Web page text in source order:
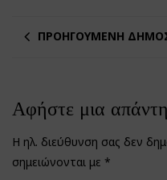
ΠΡΟΗΓΟΎΜΕΝΗ
Αφήστε μια
Η ηλ. διεύθυνση σας δεν
σημειώνονται με *